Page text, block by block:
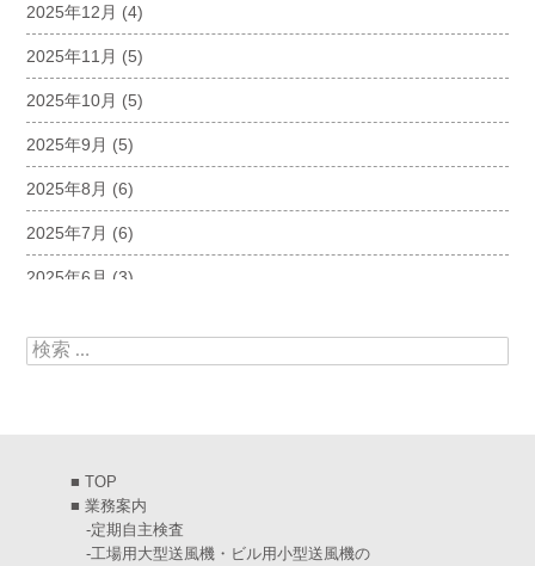
2025年12月 (4)
2025年11月 (5)
2025年10月 (5)
2025年9月 (5)
2025年8月 (6)
2025年7月 (6)
2025年6月 (3)
2025年4月(5)
2025年1月(7)
2024年12月(4)
検索:
■ TOP
■ 業務案内
-定期自主検査
-工場用大型送風機・ビル用小型送風機の